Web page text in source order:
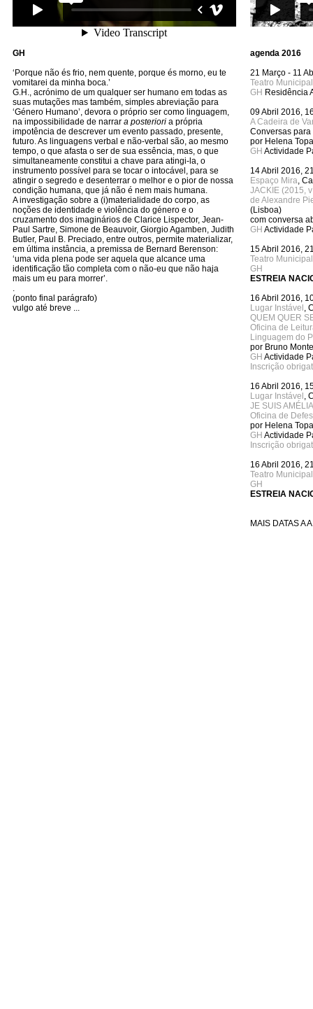
GH
‘Porque não és frio, nem quente, porque és morno, eu te
vomitarei da minha boca.’
G.H., acrónimo de um qualquer ser humano em todas as
suas mutações mas também, simples abreviação para
‘Género Humano’, devora o próprio ser como linguagem,
na impossibilidade de narrar a posteriori a própria
impotência de descrever um evento passado, presente,
futuro. As linguagens verbal e não-verbal são, ao mesmo
tempo, o que afasta o ser de sua essência, mas, o que
simultaneamente constitui a chave para atingi-la, o
instrumento possível para se tocar o intocável, para se
atingir o segredo e desenterrar o melhor e o pior de nossa
condição humana, que já não é nem mais humana.
A investigação sobre a (i)materialidade do corpo, as
noções de identidade e violência do género e o
cruzamento dos imaginários de Clarice Lispector, Jean-
Paul Sartre, Simone de Beauvoir, Giorgio Agamben, Judith
Butler, Paul B. Preciado, entre outros, permite materializar,
em última instância, a premissa de Bernard Berenson:
‘uma vida plena pode ser aquela que alcance uma
identificação tão completa com o não-eu que não haja
mais um eu para morrer’.
.
(ponto final parágrafo)
vulgo até breve ...
agenda 2016
21 Março - 11
Teatro
GH Residência
09 Abril 2016,
A Cadeira de
Conversas
por Helena
GH Actividade
14 Abril 2016,
Espaço Mira,
JACKIE (2015,
de Alexandre
(Lisboa)
com conversa
GH Actividade
15 Abril 2016,
Teatro
GH
ESTREIA
16 Abril 2016,
Lugar Instável ,
QUEM QUER
Oficina de
Linguagem do
por Bruno
GH Actividade
Inscrição
16 Abril 2016,
Lugar Instável ,
JE SUIS AMÉLIA
Oficina de
por Helena
GH Actividade
Inscrição
16 Abril 2016,
Teatro
GH
ESTREIA
MAIS DATAS A